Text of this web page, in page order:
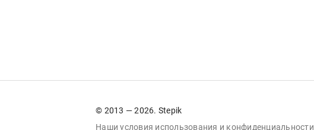
© 2013 — 2026. Stepik
Наши условия использования и конфиденциальности